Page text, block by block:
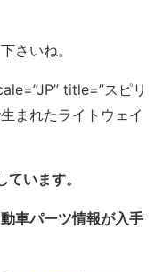
さいね。
title=”スピリ
まれたライトウェイ
います。
車パーツ情報が入手